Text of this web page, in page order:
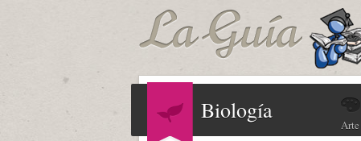
Biología
Arte